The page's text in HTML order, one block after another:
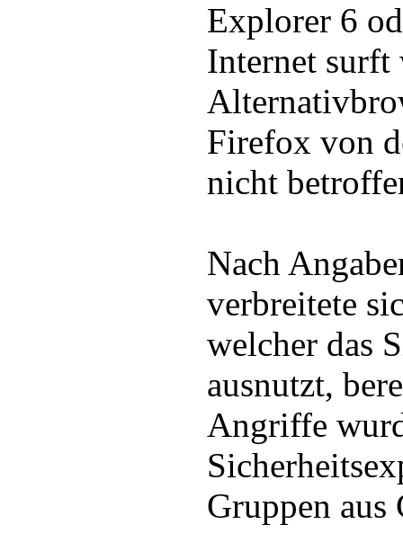
Explorer 6
Internet surft
Firefox von
nicht
Nach
verbreitete
welcher das
ausnutzt,
Angriffe
Gruppen